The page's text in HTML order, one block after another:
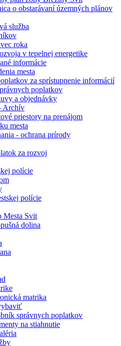
o obstarávaní územných plánov
služba
roka
v tepelnej energetike
informácie
mesta
za sprístupnenie informácií
poplatkov
a objednávky
Archív
priestory na prenájom
mesta
- ochrana prírody
za rozvoj
polície
polície
Mesta Svit
dolina
matrika
správnych poplatkov
na stiahnutie